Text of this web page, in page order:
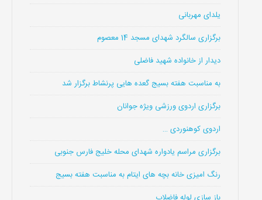
یلدای مهربانی
برگزاری سالگرد شهدای مسجد 14 معصوم
دیدار از خانواده شهید فاضلی
به مناسبت هفته بسیج گعده هایی پرنشاط برگزار شد
برگزاری اردوی ورزشی ویژه جوانان
اردوی کوهنوردی …
برگزاری مراسم یادواره شهدای محله خلیج فارس جنوبی
رنگ امیزی خانه بچه های ایتام به مناسبت هفته بسیج